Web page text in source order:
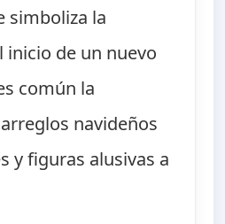
simboliza la
inicio de un nuevo
común la
navideños
y figuras alusivas a